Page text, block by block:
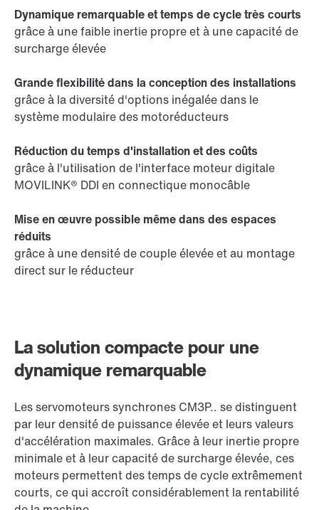
La solution compacte pour une
dynamique remarquable
Les servomoteurssynchrones CM3P.. se distinguent
par leur densité de puissance élevée et leurs valeurs
d'accélération maximales. Grâce à leur inertie propre
minimale et à leur capacité de surcharge élevée, ces
moteurs permettent des temps de cycle extrêmement
courts, ce qui accroît considérablement la rentabilité
Dynamique remarquable et temps de cycle très courts
grâce à une faible inertie propre et à une capacité de
surcharge élevée
Grande flexibilité dans la conception des installations
grâce à la diversité d'options inégalée dans le
système modulaire des motoréducteurs
Réduction du temps d'installation et des coûts
grâce à l'utilisation de l'interface moteur digitale
MOVILINK® DDI en connectique monocâble
Mise en œuvre possible même dans des espaces
réduits
grâce à une densité de couple élevée et au montage
direct sur le réducteur